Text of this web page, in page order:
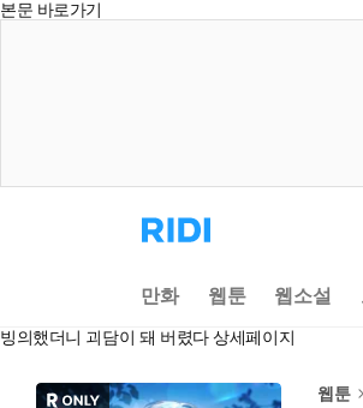
본문 바로가기
리
디
으
로
동
만화 웹툰 웹소설
빙의했더니 괴담이 돼 버렸다 상세페이지
웹툰